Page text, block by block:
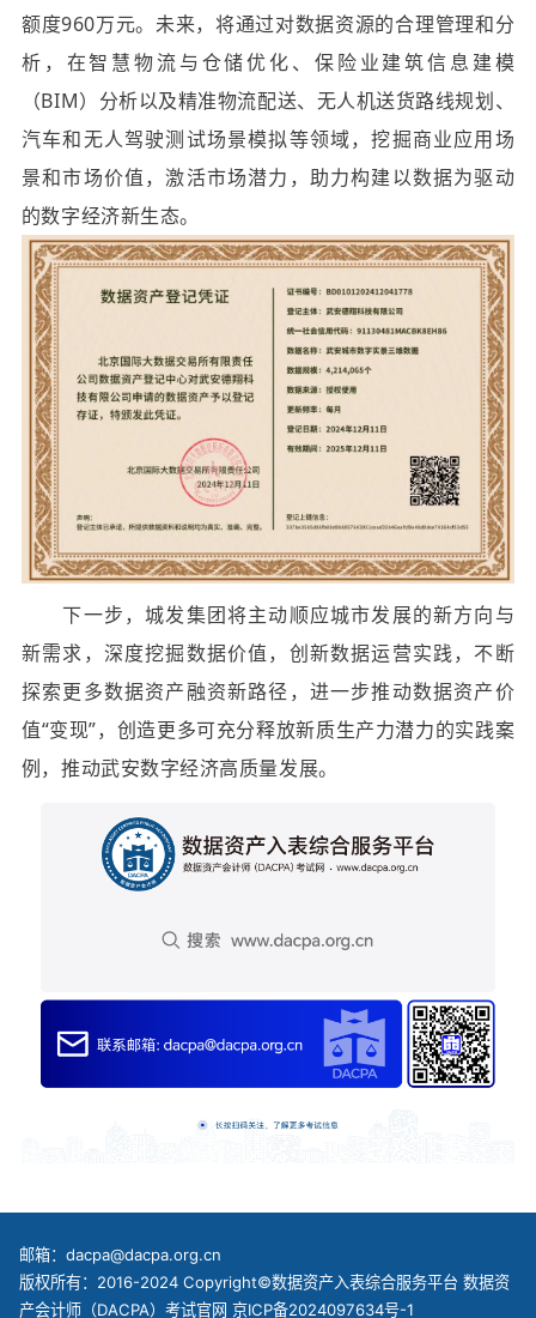
额度960万元。未来，将通过对数据资源的合理管理和分
析，在智慧物流与仓储优化、保险业建筑信息建模
（BIM）分析以及精准物流配送、无人机送货路线规划、
汽车和无人驾驶测试场景模拟等领域，挖掘商业应用场
景和市场价值，激活市场潜力，助力构建以数据为驱动
的数字经济新生态。
下一步，城发集团将主动顺应城市发展的新方向与
新需求，深度挖掘数据价值，创新数据运营实践，不断
探索更多数据资产融资新路径，进一步推动数据资产价
值“变现”，创造更多可充分释放新质生产力潜力的实践案
例，推动武安数字经济高质量发展。
邮箱：dacpa@dacpa.org.cn
版权所有：2016-2024 Copyright©数据资产入表综合服务平台 数据资
产会计师（DACPA）考试官网 京ICP备2024097634号-1